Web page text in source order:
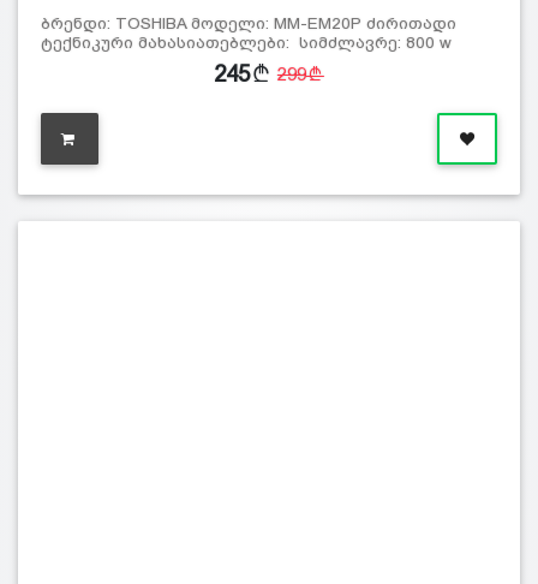
ბრენდი: TOSHIBA მოდელი: MM-EM20P ძირითადი
ტექნიკური მახასიათებლები: სიმძლავრე: 800 w
245 299